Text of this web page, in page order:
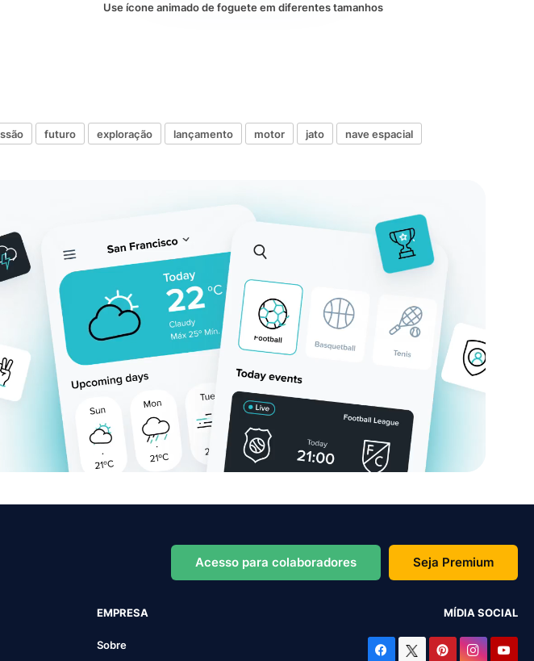
Use ícone animado de foguete em diferentes tamanhos
futuro exploração lançamento motor jato nave espacial
Acesso para colaboradores Seja Premium
EMPRESA
Sobre
MÍDIA SOCIAL